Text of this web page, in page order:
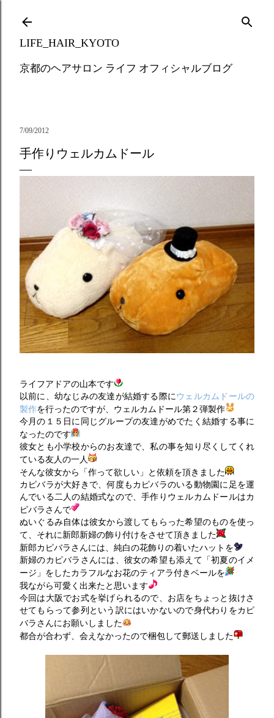
LIFE_HAIR_KYOTO
京都のヘアサロン ライフ オフィシャルブログ
7/09/2012
手作りウェルカムドール
ライフアドアの山本です
以前に、幼なじみの友達が結婚する際に ウェルカムドールの
製作を行ったのですが、ウェルカムドール第２弾製作
今月の１５日に同じグループの友達がめでたく結婚する事に
なったのです
彼女とも小学校からのお友達で、私の事を知り尽くしてくれ
ている友人の一人
そんな彼女から「作って欲しい」と依頼を頂きました
カピバラが大好きで、何度もカピバラのいる動物園に足を運
んでいる二人の結婚式なので、手作りウェルカムドールはカ
ピバラさんで
ぬいぐるみ自体は彼女から渡してもらった希望のものを使っ
て、それに新郎新婦の飾り付けをさせて頂きました
新郎カピバラさんには、純白の花飾りの着いたハットを
新婦のカピバラさんには、彼女の希望も添えて「初夏のイメ
ージ」をしたカラフルなお花のティアラ付きベールを
我ながら可愛く出来たと思います
今回は大阪でお式を挙げられるので、お店をちょっと抜けさ
せてもらって参列という訳にはいかないので身代わりをカピ
バラさんにお願いしました
都合が合わず、会えなかったので梱包して郵送しました